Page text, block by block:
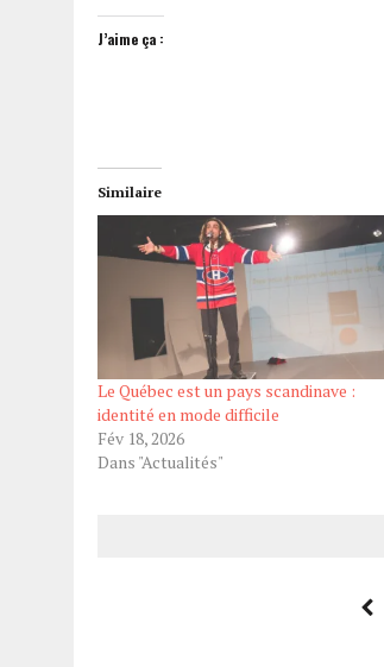
J’aime ça :
Similaire
Le Québec est un pays scandinave :
identité en mode difficile
Fév 18, 2026
Dans "Actualités"